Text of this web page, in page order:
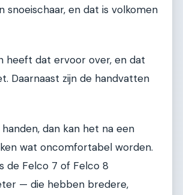
snoeischaar, en dat is volkomen
heeft dat ervoor over, en dat
Daarnaast zijn de handvatten
dan kan het na een
wat oncomfortabel worden.
de Felco 7 of Felco 8
— die hebben bredere,